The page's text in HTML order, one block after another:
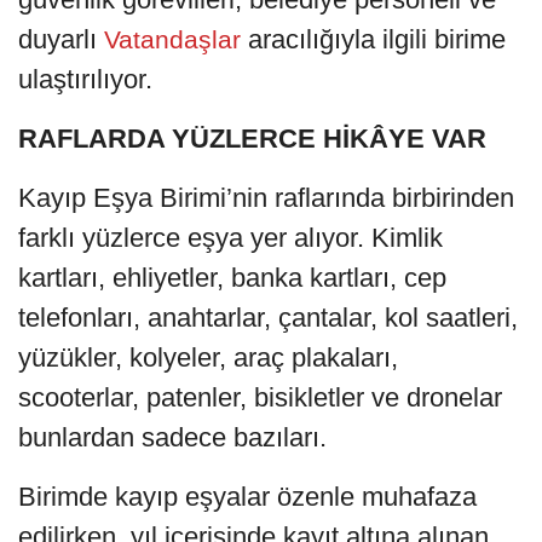
duyarlı Vatandaşlar aracılığıyla ilgili birime
ulaştırılıyor.
RAFLARDA YÜZLERCE HİKÂYE VAR
Kayıp Eşya Birimi’nin raflarında birbirinden
farklı yüzlerce eşya yer alıyor. Kimlik
kartları, ehliyetler, banka kartları, cep
telefonları, anahtarlar, çantalar, kol saatleri,
yüzükler, kolyeler, araç plakaları,
scooterlar, patenler, bisikletler ve dronelar
bunlardan sadece bazıları.
Birimde kayıp eşyalar özenle muhafaza